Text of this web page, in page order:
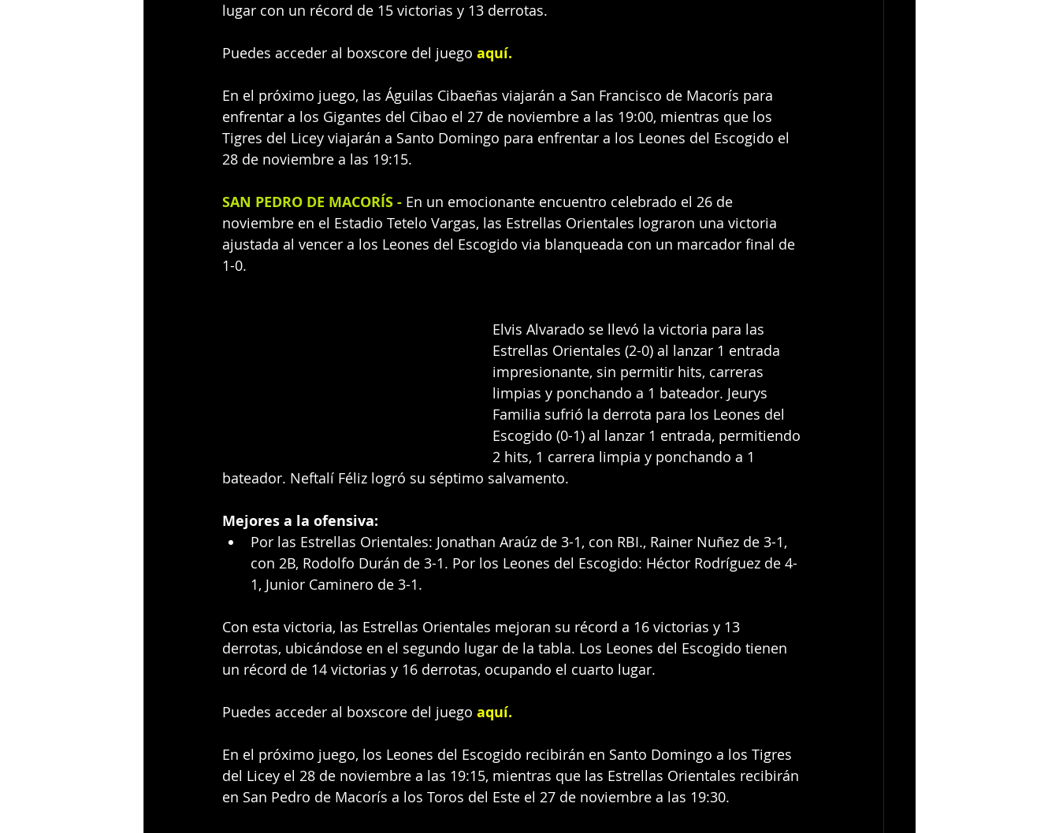
lugar con un récord de 15 victorias y 13 derrotas.
Puedes acceder al boxscore del juego aquí.
En el próximo juego, las Águilas Cibaeñas viajarán a San Francisco de Macorís para
enfrentar a los Gigantes del Cibao el 27 de noviembre a las 19:00, mientras que los
Tigres del Licey viajarán a Santo Domingo para enfrentar a los Leones del Escogido el
28 de noviembre a las 19:15.
SAN PEDRO DE MACORÍS - En un emocionante encuentro celebrado el 26 de
noviembre en el Estadio Tetelo Vargas, las Estrellas Orientales lograron una victoria
ajustada al vencer a los Leones del Escogido via blanqueada con un marcador final de
1-0.
Elvis Alvarado se llevó la victoria para las
Estrellas Orientales (2-0) al lanzar 1 entrada
impresionante, sin permitir hits, carreras
limpias y ponchando a 1 bateador. Jeurys
Familia sufrió la derrota para los Leones del
Escogido (0-1) al lanzar 1 entrada, permitiendo
2 hits, 1 carrera limpia y ponchando a 1
bateador. Neftalí Féliz logró su séptimo salvamento.
Mejores a la ofensiva:
Por las Estrellas Orientales: Jonathan Araúz de 3-1, con RBI., Rainer Nuñez de 3-1,
con 2B, Rodolfo Durán de 3-1. Por los Leones del Escogido: Héctor Rodríguez de 4-
1, Junior Caminero de 3-1.
Con esta victoria, las Estrellas Orientales mejoran su récord a 16 victorias y 13
derrotas, ubicándose en el segundo lugar de la tabla. Los Leones del Escogido tienen
un récord de 14 victorias y 16 derrotas, ocupando el cuarto lugar.
Puedes acceder al boxscore del juego aquí.
En el próximo juego, los Leones del Escogido recibirán en Santo Domingo a los Tigres
del Licey el 28 de noviembre a las 19:15, mientras que las Estrellas Orientales recibirán
en San Pedro de Macorís a los Toros del Este el 27 de noviembre a las 19:30.